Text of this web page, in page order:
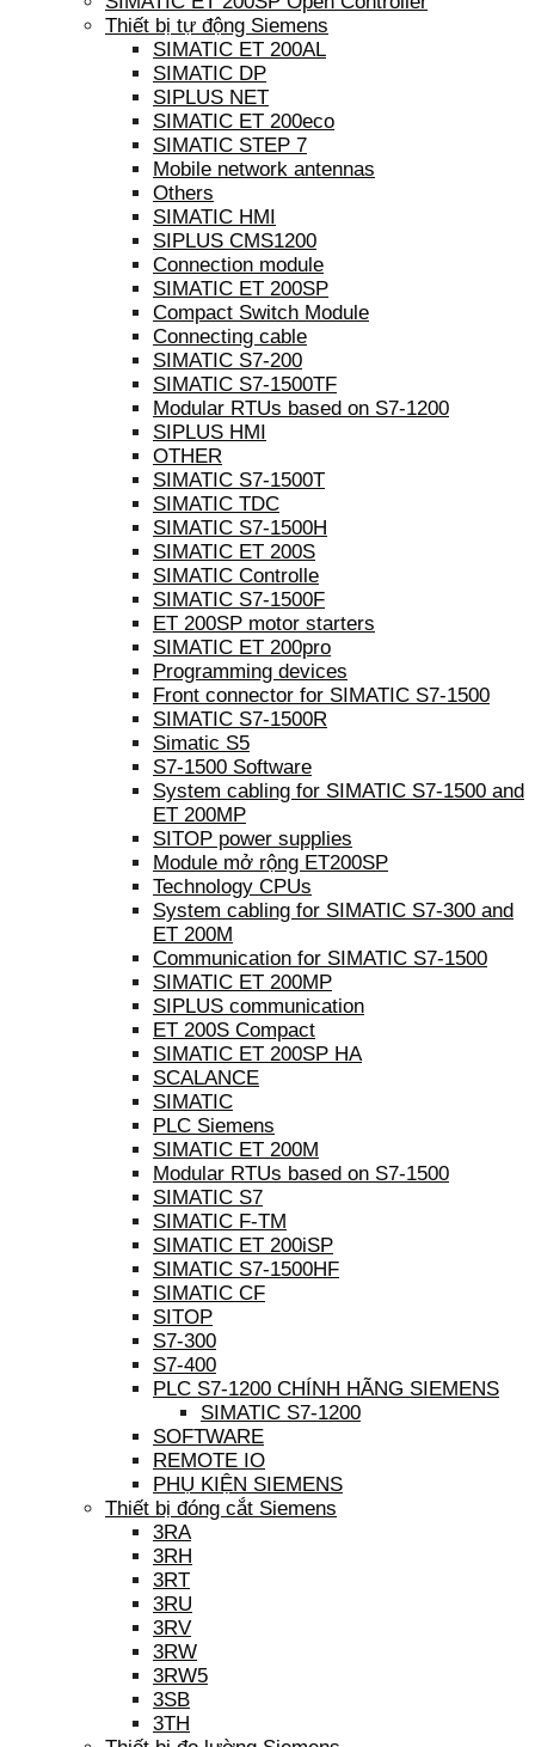
Thiết bị tự động Siemens
SIMATIC ET 200AL
SIMATIC DP
SIPLUS NET
SIMATIC ET 200eco
SIMATIC STEP 7
Mobile network antennas
Others
SIMATIC HMI
SIPLUS CMS1200
Connection module
SIMATIC ET 200SP
Compact Switch Module
Connecting cable
SIMATIC S7-200
SIMATIC S7-1500TF
Modular RTUs based on S7-1200
SIPLUS HMI
OTHER
SIMATIC S7-1500T
SIMATIC TDC
SIMATIC S7-1500H
SIMATIC ET 200S
SIMATIC Controlle
SIMATIC S7-1500F
ET 200SP motor starters
SIMATIC ET 200pro
Programming devices
Front connector for SIMATIC S7-1500
SIMATIC S7-1500R
Simatic S5
S7-1500 Software
System cabling for SIMATIC S7-1500 and
ET 200MP
SITOP power supplies
Module mở rộng ET200SP
Technology CPUs
System cabling for SIMATIC S7-300 and
ET 200M
Communication for SIMATIC S7-1500
SIMATIC ET 200MP
SIPLUS communication
ET 200S Compact
SIMATIC ET 200SP HA
SCALANCE
SIMATIC
PLC Siemens
SIMATIC ET 200M
Modular RTUs based on S7-1500
SIMATIC S7
SIMATIC F-TM
SIMATIC ET 200iSP
SIMATIC S7-1500HF
SIMATIC CF
SITOP
S7-300
S7-400
PLC S7-1200 CHÍNH HÃNG SIEMENS
SIMATIC S7-1200
SOFTWARE
REMOTE IO
PHỤ KIỆN SIEMENS
Thiết bị đóng cắt Siemens
3RA
3RH
3RT
3RU
3RV
3RW
3RW5
3SB
3TH